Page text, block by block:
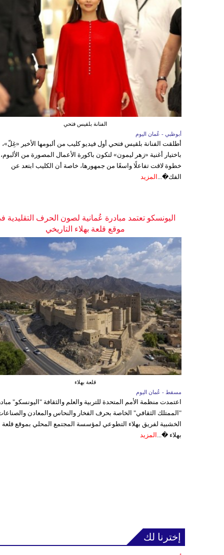
الفنانة بلقيس فتحي
أبوظبي - عُمان اليوم
أطلقت الفنانة بلقيس فتحي أول فيديو كليب من ألبومها الأخير «غِلّ»،
باختيار أغنية «زهر ليمون» لتكون باكورة الأعمال المصورة من
خطوة لاقت تفاعلًا واسعًا من جمهورها، خاصة أن الكليب ابتعد عن
الفك�... المزيد
اليونسكو تعتمد مبادرة عُمانية لصون الحرف التقليدية
موقع قلعة بهلاء التاريخي
قلعة بهلاء
مسقط - عُمان اليوم
اعتمدت منظمة الأمم المتحدة للتربية والعلم والثقافة "اليونسكو"
"الممتلك الثقافي" الخاصة بحرف الفخار والنحاس والمعادن
الخشبية لفريق بهلاء التطوعي لمؤسسة المجتمع المحلي بموقع قلعة
بهلاء �... المزيد
إخترنا لك